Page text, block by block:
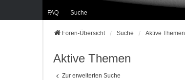
FAQ Suche
Foren-Übersicht Suche Aktive Themen
Aktive Themen
Zur erweiterten Suche